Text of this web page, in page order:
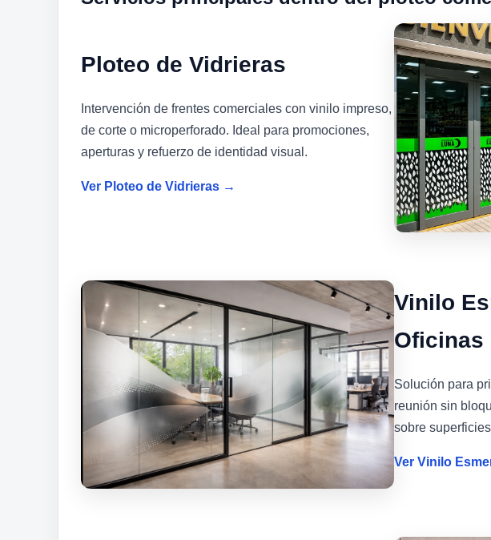
Ploteo de Vidrieras
Intervención de frentes comerciales con vinilo impreso,
de corte o microperforado. Ideal para promociones,
aperturas y refuerzo de identidad visual.
Ver Ploteo de Vidrieras →
Vinilo
Oficinas
Solución para
reunión sin
sobre
Ver Vinilo